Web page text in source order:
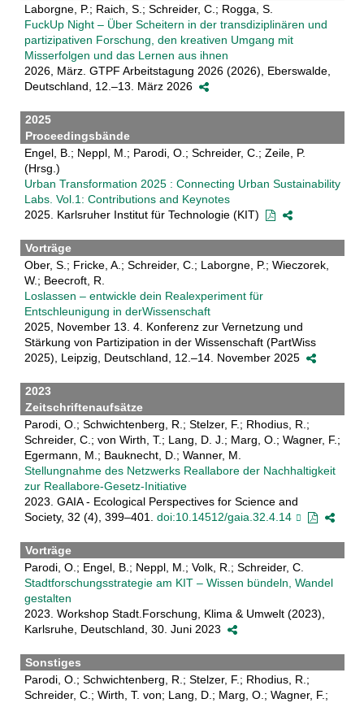
Laborgne, P.; Raich, S.; Schreider, C.; Rogga, S.
FuckUp Night – Über Scheitern in der transdiziplinären und
partizipativen Forschung, den kreativen Umgang mit
Misserfolgen und das Lernen aus ihnen
2026, März. GTPF Arbeitstagung 2026 (2026), Eberswalde,
Deutschland, 12.–13. März 2026
2025
Proceedingsbände
Engel, B.; Neppl, M.; Parodi, O.; Schreider, C.; Zeile, P.
(Hrsg.)
Urban Transformation 2025 : Connecting Urban Sustainability
Labs. Vol.1: Contributions and Keynotes
2025. Karlsruher Institut für Technologie (KIT)
Vorträge
Ober, S.; Fricke, A.; Schreider, C.; Laborgne, P.; Wieczorek,
W.; Beecroft, R.
Loslassen – entwickle dein Realexperiment für
Entschleunigung in derWissenschaft
2025, November 13. 4. Konferenz zur Vernetzung und
Stärkung von Partizipation in der Wissenschaft (PartWiss
2025), Leipzig, Deutschland, 12.–14. November 2025
2023
Zeitschriftenaufsätze
Parodi, O.; Schwichtenberg, R.; Stelzer, F.; Rhodius, R.;
Schreider, C.; von Wirth, T.; Lang, D. J.; Marg, O.; Wagner, F.;
Egermann, M.; Bauknecht, D.; Wanner, M.
Stellungnahme des Netzwerks Reallabore der Nachhaltigkeit
zur Reallabore-Gesetz-Initiative
2023. GAIA - Ecological Perspectives for Science and
Society, 32 (4), 399–401. doi:10.14512/gaia.32.4.14
Vorträge
Parodi, O.; Engel, B.; Neppl, M.; Volk, R.; Schreider, C.
Stadtforschungsstrategie am KIT – Wissen bündeln, Wandel
gestalten
2023. Workshop Stadt.Forschung, Klima & Umwelt (2023),
Karlsruhe, Deutschland, 30. Juni 2023
Sonstiges
Parodi, O.; Schwichtenberg, R.; Stelzer, F.; Rhodius, R.;
Schreider, C.; Wirth, T. von; Lang, D.; Marg, O.; Wagner, F.;